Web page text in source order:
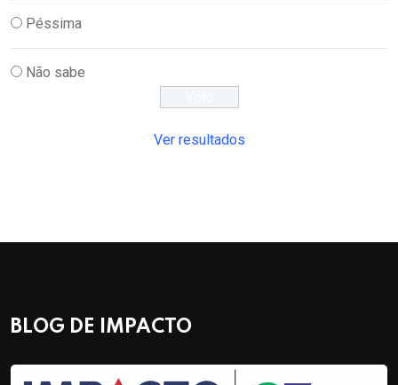
Péssima
Não sabe
Ver resultados
BLOG DE IMPACTO